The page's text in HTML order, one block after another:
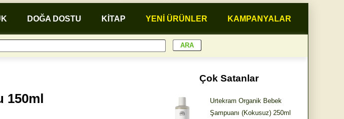
DOĞA DOSTU KİTAP YENİ ÜRÜNLER KAMPANYALAR
150ml
Çok Satanlar
Urtekram Organik Bebek
Şampuanı (Kokusuz) 250ml